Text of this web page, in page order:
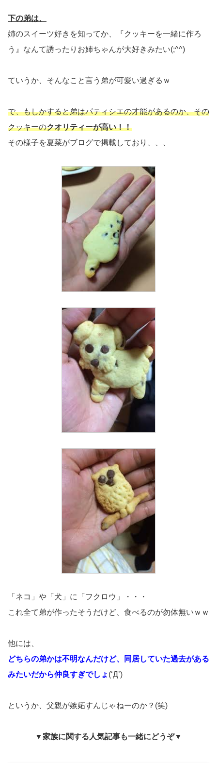
下の弟は、
姉のスイーツ好きを知ってか、『クッキーを一緒に作ろ
う』なんて誘ったりお姉ちゃんが大好きみたい(;^^)
ていうか、そんなこと言う弟が可愛い過ぎるｗ
で、もしかすると弟はパティシエの才能があるのか、その
クッキーのクオリティーが高い！！
その様子を夏菜がブログで掲載しており、、、
「ネコ」や「犬」に「フクロウ」・・・
これ全て弟が作ったそうだけど、食べるのが勿体無いｗｗ
他には、
どちらの弟かは不明なんだけど、同居していた過去がある
みたいだから仲良すぎでしょ (‘Д’)
というか、父親が嫉妬すんじゃねーのか？(笑)
▼家族に関する人気記事も一緒にどうぞ▼